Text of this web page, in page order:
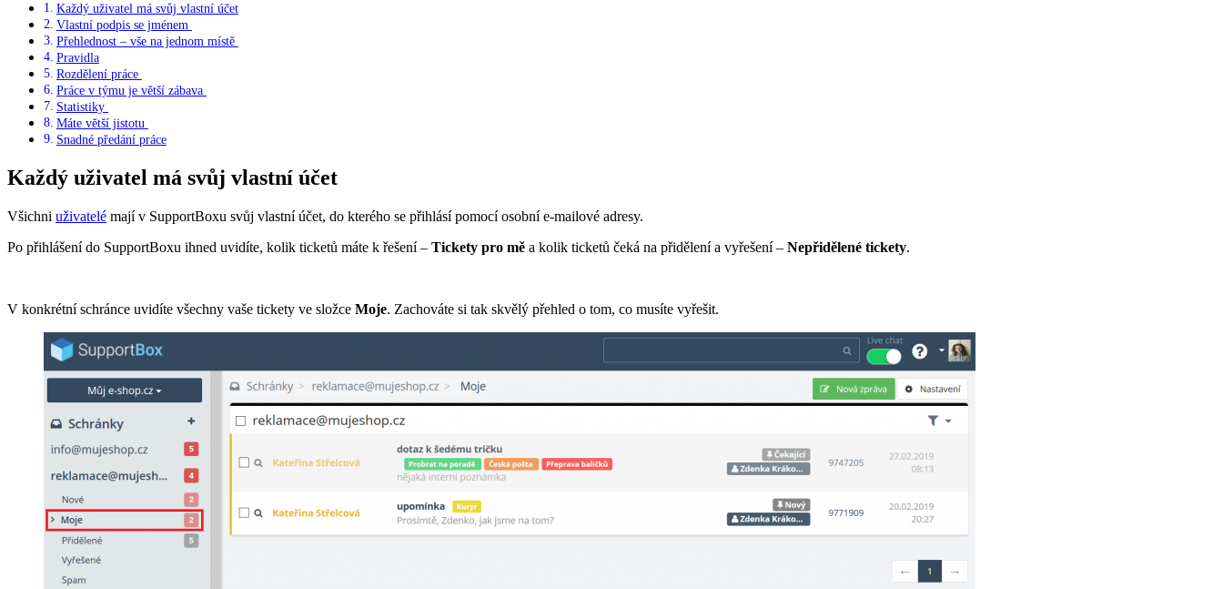
Každý uživatel má svůj vlastní účet
Vlastní podpis se jménem
Přehlednost – vše na jednom místě
Pravidla
Rozdělení práce
Práce v týmu je větší zábava
Statistiky
Máte větší jistotu
Snadné předání práce
Každý uživatel má svůj vlastní účet
Všichni uživatelé mají v SupportBoxu svůj vlastní účet, do kterého se přihlásí pomocí osobní e-mailové adresy.
Po přihlášení do SupportBoxu ihned uvidíte, kolik ticketů máte k řešení – Tickety pro mě a kolik ticketů čeká na přidělení a vyřešení – Nepřidělené tickety.
V konkrétní schránce uvidíte všechny vaše tickety ve složce Moje. Zachováte si tak skvělý přehled o tom, co musíte vyřešit.